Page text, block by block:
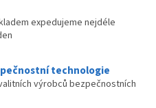
expedujeme nejdéle
technologie
výrobců bezpečnostních